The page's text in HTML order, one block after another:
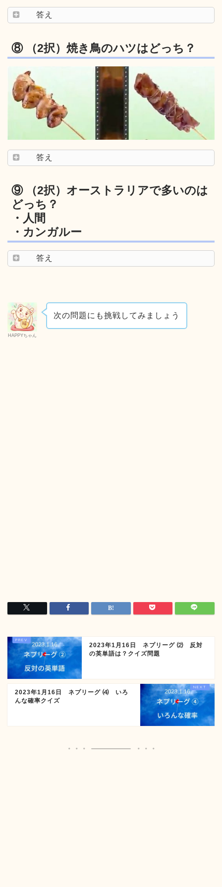
答え
⑧ （2択）焼き鳥のハツはどっち？
答え
⑨ （2択）オーストラリアで多いのは
どっち？
・人間
・カンガルー
答え
HAPPYちゃん
次の問題にも挑戦してみましょう
2023年1月16日 ネプリーグ ⑵ 反対
の英単語は？クイズ問題
2023年1月16日 ネプリーグ ⑷ いろ
んな確率クイズ